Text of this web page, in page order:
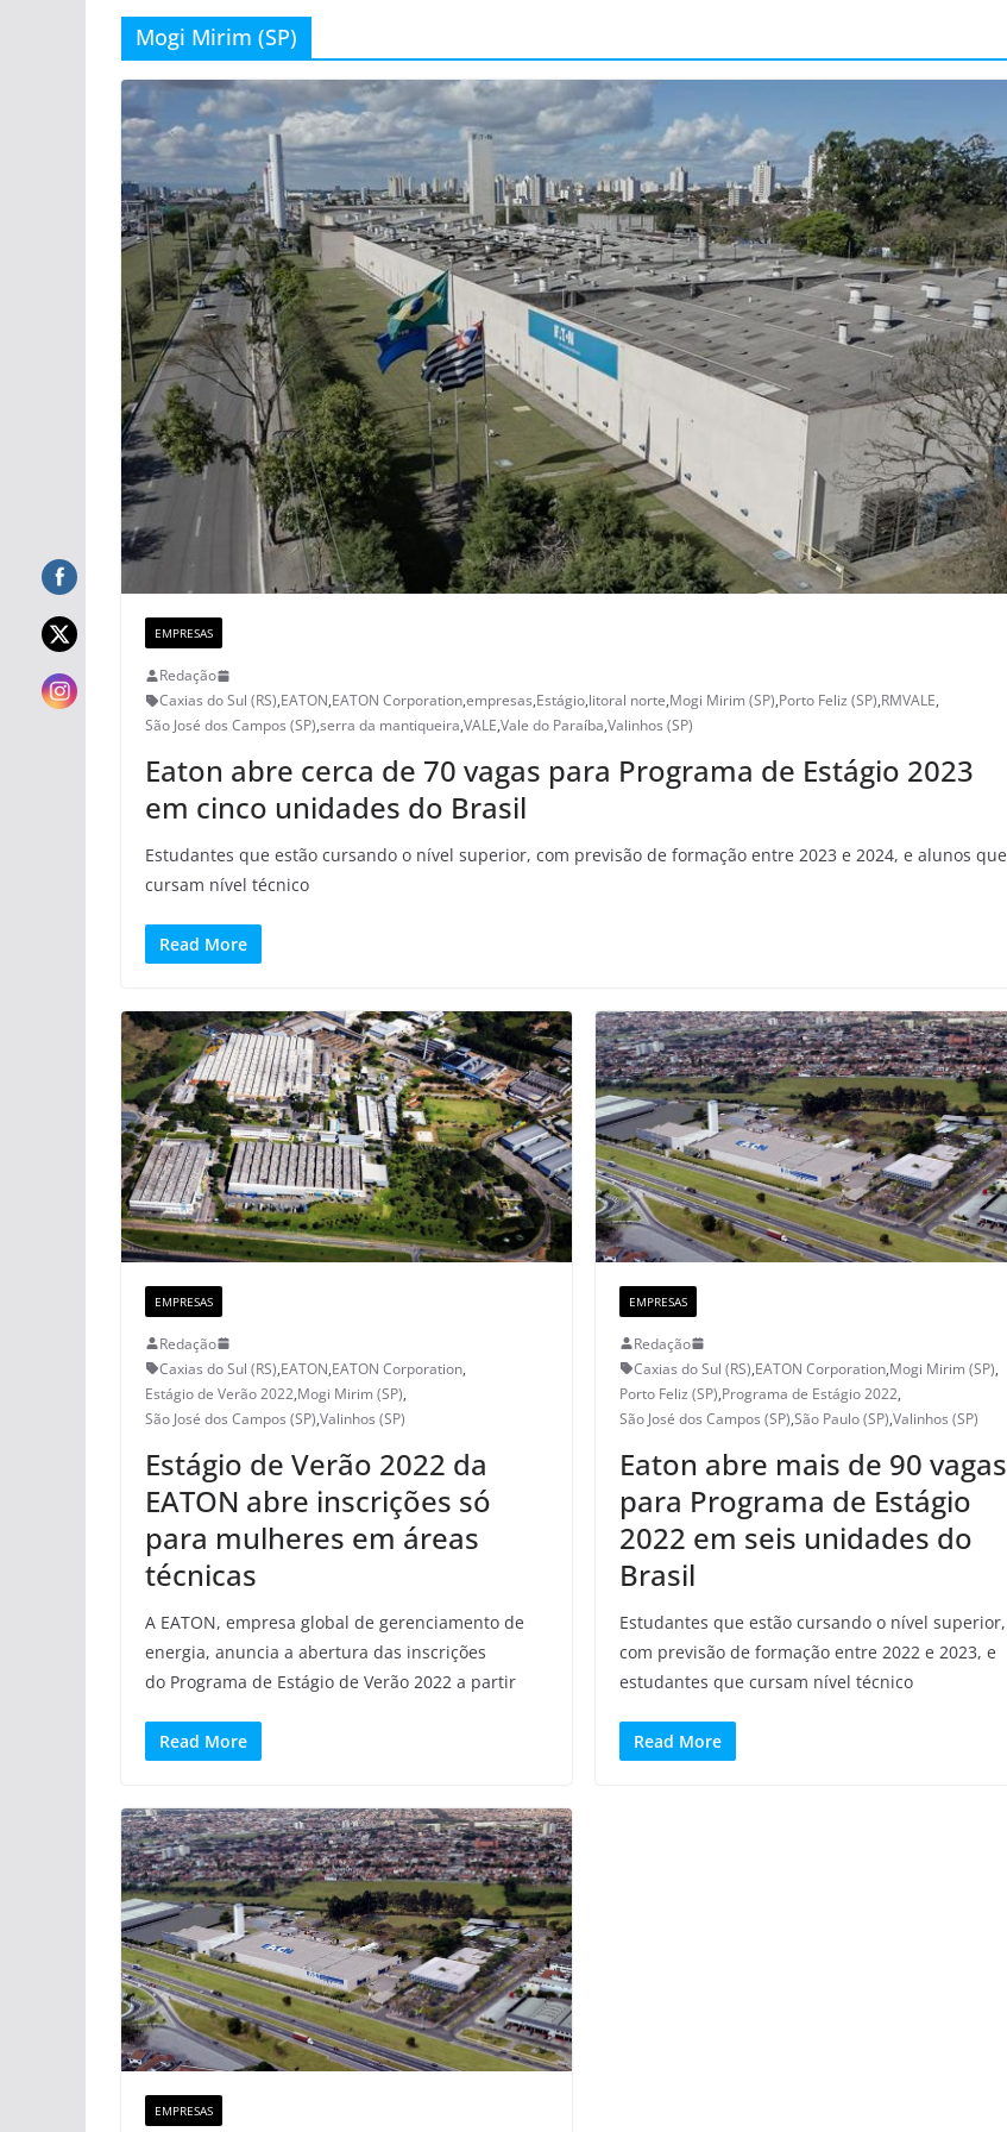
Mogi Mirim (SP)
EMPRESAS
Redação
Caxias do Sul (RS),EATON,EATON Corporation,empresas,Estágio,litoral norte,Mogi Mirim (SP),Porto Feliz (SP),RMVALE,
São José dos Campos (SP),serra da mantiqueira,VALE,Vale do Paraíba,Valinhos (SP)
Eaton abre cerca de 70 vagas para Programa de Estágio 2023
em cinco unidades do Brasil
Estudantes que estão cursando o nível superior, com previsão de formação entre 2023 e 2024, e alunos que
cursam nível técnico
Read More
EMPRESAS
Redação
Caxias do Sul (RS),EATON,EATON Corporation,
Estágio de Verão 2022,Mogi Mirim (SP),
São José dos Campos (SP),Valinhos (SP)
Estágio de Verão 2022 da
EATON abre inscrições só
para mulheres em áreas
técnicas
A EATON, empresa global de gerenciamento de
energia, anuncia a abertura das inscrições
do Programa de Estágio de Verão 2022 a partir
Read More
EMPRESAS
Redação
Caxias do Sul (RS),EATON Corporation,Mogi Mirim (SP),
Porto Feliz (SP),Programa de Estágio 2022,
São José dos Campos (SP),São Paulo (SP),Valinhos (SP)
Eaton abre mais de 90 vagas
para Programa de Estágio
2022 em seis unidades do
Brasil
Estudantes que estão cursando o nível superior,
com previsão de formação entre 2022 e 2023, e
estudantes que cursam nível técnico
Read More
EMPRESAS